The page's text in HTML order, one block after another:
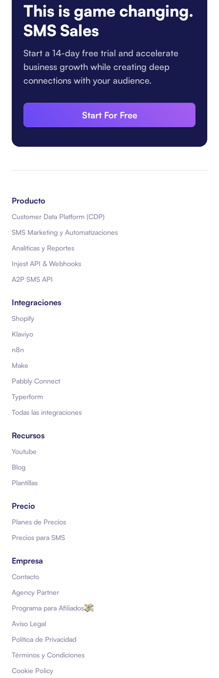
This is game changing.
SMS Sales
Start a 14-day free trial and accelerate
business growth while creating deep
connections with your audience.
Start For Free
Producto
Customer Data Platform (CDP)
SMS Marketing y Automatizaciones
Analíticas y Reportes
Injest API & Webhooks
A2P SMS API
Integraciones
Shopify
Klaviyo
n8n
Make
Pabbly Connect
Typerform
Todas las integraciones
Recursos
Youtube
Blog
Plantillas
Precio
Planes de Precios
Precios para SMS
Empresa
Contacto
Agency Partner
Programa para Afiliados
Aviso Legal
Política de Privacidad
Términos y Condiciones
Cookie Policy